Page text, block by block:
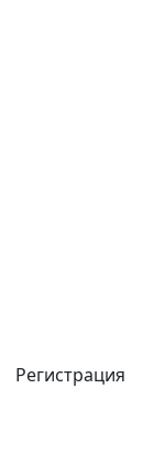
Регистрация